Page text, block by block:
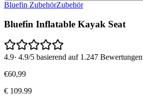
Bluefin ZubehörZubehör
Bluefin Inflatable Kayak Seat
4.9· 4.9/5 basierend auf 1.247 Bewertungen
€60,99
€ 109.99